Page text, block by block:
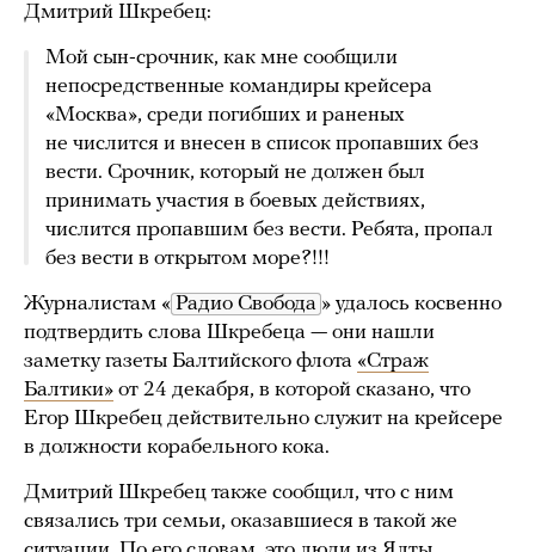
Дмитрий Шкребец:
Мой сын-срочник, как мне сообщили
непосредственные командиры крейсера
«Москва», среди погибших и раненых
не числится и внесен в список пропавших без
вести. Срочник, который не должен был
принимать участия в боевых действиях,
числится пропавшим без вести. Ребята, пропал
без вести в открытом море?!!!
Журналистам « Радио Свобода » удалось косвенно
подтвердить слова Шкребеца — они нашли
заметку газеты Балтийского флота «Страж
Балтики» от 24 декабря, в которой сказано, что
Егор Шкребец действительно служит на крейсере
в должности корабельного кока.
Дмитрий Шкребец также сообщил, что с ним
связались три семьи, оказавшиеся в такой же